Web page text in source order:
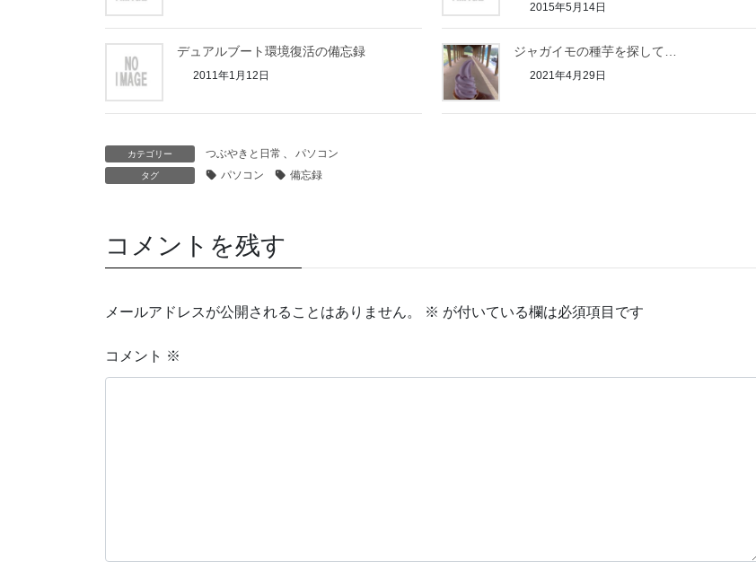
2015年5月14日
デュアルブート環境復活の備忘録
2011年1月12日
ジャガイモの種芋を探して…
2021年4月29日
カテゴリー つぶやきと日常 、 パソコン
タグ パソコン 備忘録
コメントを残す
メールアドレスが公開されることはありません。 ※ が付いている欄は必須項目です
コメント ※